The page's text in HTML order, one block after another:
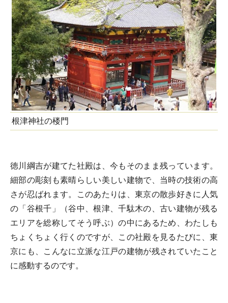
根津神社の楼門
徳川綱吉が建てた社殿は、今もそのまま残っています。
細部の彫刻も素晴らしい美しい建物で、当時の技術の高
さが忍ばれます。このあたりは、東京の散歩好きに人気
の「谷根千」（谷中、根津、千駄木の、古い建物が残る
エリアを総称してそう呼ぶ）の中にあるため、わたしも
ちょくちょく行くのですが、この社殿を見るたびに、東
京にも、こんなに立派な江戸の建物が残されていたこと
に感動するのです。